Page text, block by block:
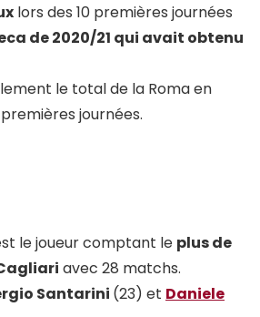
lors des 10 premières journées
de 2020/21 qui avait obtenu
le total de la Roma en
journées.
le joueur comptant le plus de
avec 28 matchs.
Santarini (23) et Daniele